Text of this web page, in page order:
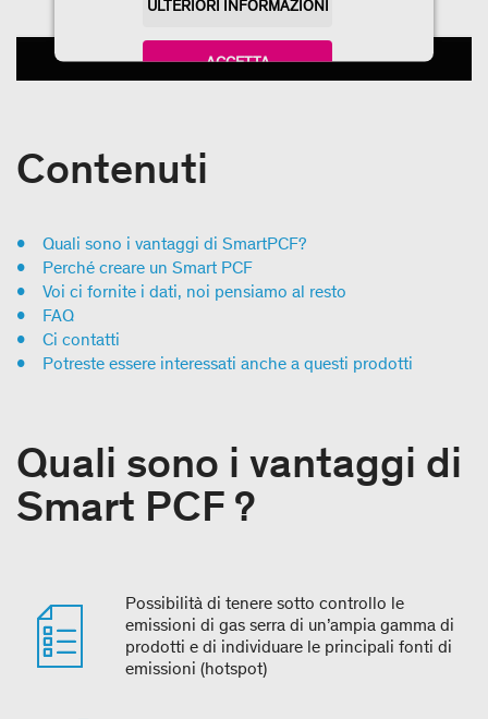
ULTERIORI INFORMAZIONI
ACCETTA
Contenuti
Quali sono i vantaggi di SmartPCF?
Perché creare un Smart PCF
Voi ci fornite i dati, noi pensiamo al resto
FAQ
Ci contatti
Potreste essere interessati anche a questi prodotti
Quali sono i vantaggi di
Smart PCF ?
Possibilità di tenere sotto controllo le
emissioni di gas serra di un’ampia gamma di
prodotti e di individuare le principali fonti di
emissioni (hotspot)